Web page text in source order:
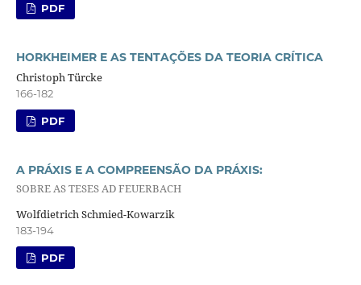
PDF
HORKHEIMER E AS TENTAÇÕES DA TEORIA CRÍTICA
Christoph Türcke
166-182
PDF
A PRÁXIS E A COMPREENSÃO DA PRÁXIS:
SOBRE AS TESES AD FEUERBACH
Wolfdietrich Schmied-Kowarzik
183-194
PDF